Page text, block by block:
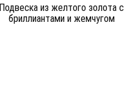
Подвеска из желтого золота c
бриллиантами и жемчугом